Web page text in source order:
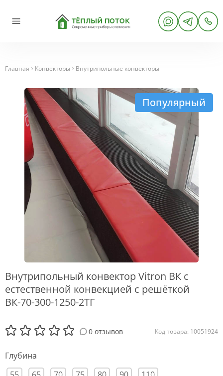
Главная Конвекторы Внутрипольные конвекторы
Популярный
Внутрипольный конвектор Vitron ВК с
естественной конвекцией с решёткой
ВК-70-300-1250-2ТГ
0 отзывов Код товара: 10051924
Глубина